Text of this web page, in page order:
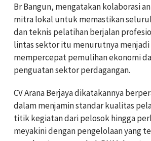
Br Bangun, mengatakan kolaborasi
mitra lokal untuk memastikan
dan teknis pelatihan berjalan
lintas sektor itu menurutnya
mempercepat pemulihan ekonomi
penguatan sektor perdagangan.
CV Arana Berjaya dikatakannya
dalam menjamin standar kualitas
titik kegiatan dari pelosok hingga
meyakini dengan pengelolaan yang